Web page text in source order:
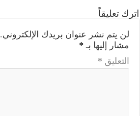
اترك تعليقاً
لن يتم نشر عنوان بريدك الإلكتروني.
مشار إليها بـ *
التعليق *